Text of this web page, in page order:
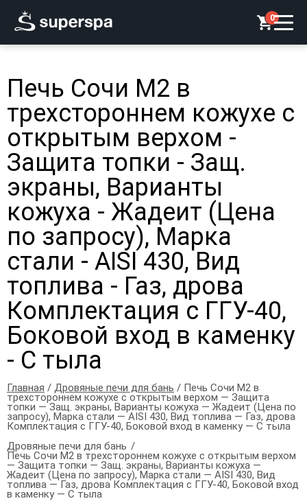
0
Печь Сочи М2 в
трехстороннем кожухе с
открытым верхом -
Защита топки - Защ.
экраны, Варианты
кожуха - Жадеит (Цена
по запросу), Марка
стали - AISI 430, Вид
топлива - Газ, дрова
Комплектация с ГГУ-40,
Боковой вход в каменку
- С тыла
Главная / Дровяные печи для бань / Печь Сочи М2 в
трехстороннем кожухе с открытым верхом — Защита
топки — Защ. экраны, Варианты кожуха — Жадеит (Цена по
запросу), Марка стали — AISI 430, Вид топлива — Газ, дрова
Комплектация с ГГУ-40, Боковой вход в каменку — С тыла
Дровяные печи для бань
Печь Сочи М2 в трехстороннем кожухе с открытым верхом
— Защита топки — Защ. экраны, Варианты кожуха —
Жадеит (Цена по запросу), Марка стали — AISI 430, Вид
топлива — Газ, дрова Комплектация с ГГУ-40, Боковой вход
в каменку — С тыла